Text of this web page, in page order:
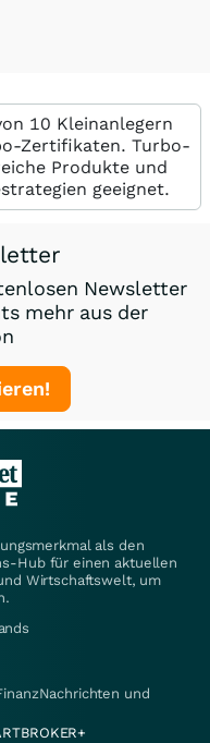
10 Kleinanlegern
Zertifikaten. Turbo-
Produkte und
geeignet.
Newsletter
mehr aus der
als den
Hub für einen aktuellen
Wirtschaftswelt, um
und